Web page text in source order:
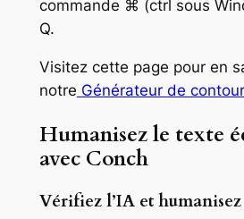
commande ⌘ (ctrl sous
Q.
Visitez cette page pour en
notre Générateur de
Humanisez le texte
avec Conch
Vérifiez l’IA et humanisez